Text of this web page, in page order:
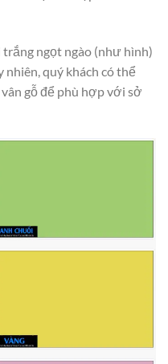
ngọt ngào (như hình)
nhiên, quý khách có thể
gỗ để phù hợp với sở